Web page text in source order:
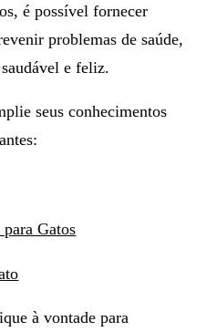
é possível fornecer
problemas de saúde,
e feliz.
seus conhecimentos
Gatos
à vontade para